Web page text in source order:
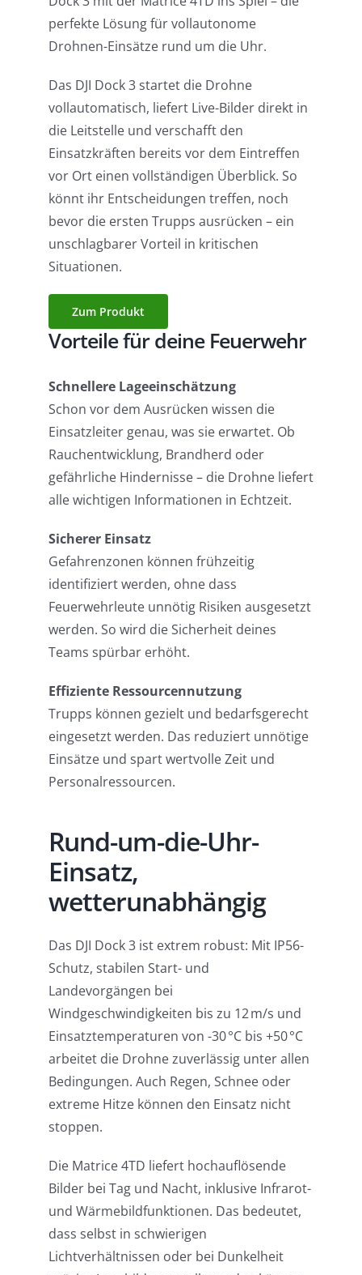
perfekte Lösung für vollautonome
Drohnen-Einsätze rund um die Uhr.
Das DJI Dock 3 startet die Drohne
vollautomatisch, liefert Live-Bilder direkt in
die Leitstelle und verschafft den
Einsatzkräften bereits vor dem Eintreffen
vor Ort einen vollständigen Überblick. So
könnt ihr Entscheidungen treffen, noch
bevor die ersten Trupps ausrücken – ein
unschlagbarer Vorteil in kritischen
Situationen.
Zum Produkt
Vorteile für deine Feuerwehr
Schnellere Lageeinschätzung
Schon vor dem Ausrücken wissen die
Einsatzleiter genau, was sie erwartet. Ob
Rauchentwicklung, Brandherd oder
gefährliche Hindernisse – die Drohne liefert
alle wichtigen Informationen in Echtzeit.
Sicherer Einsatz
Gefahrenzonen können frühzeitig
identifiziert werden, ohne dass
Feuerwehrleute unnötig Risiken ausgesetzt
werden. So wird die Sicherheit deines
Teams spürbar erhöht.
Effiziente Ressourcennutzung
Trupps können gezielt und bedarfsgerecht
eingesetzt werden. Das reduziert unnötige
Einsätze und spart wertvolle Zeit und
Personalressourcen.
Rund-um-die-Uhr-
Einsatz,
wetterunabhängig
Das DJI Dock 3 ist extrem robust: Mit IP56-
Schutz, stabilen Start- und
Landevorgängen bei
Windgeschwindigkeiten bis zu 12 m/s und
Einsatztemperaturen von -30 °C bis +50 °C
arbeitet die Drohne zuverlässig unter allen
Bedingungen. Auch Regen, Schnee oder
extreme Hitze können den Einsatz nicht
stoppen.
Die Matrice 4TD liefert hochauflösende
Bilder bei Tag und Nacht, inklusive Infrarot-
und Wärmebildfunktionen. Das bedeutet,
dass selbst in schwierigen
Lichtverhältnissen oder bei Dunkelheit